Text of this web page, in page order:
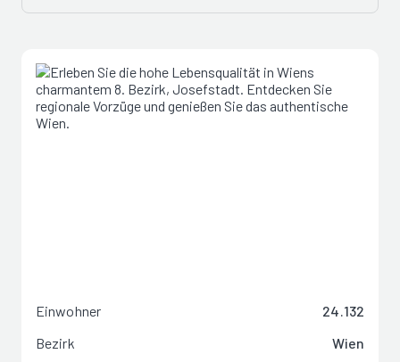
Einwohner
24.132
Bezirk
Wien